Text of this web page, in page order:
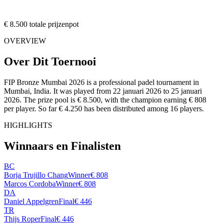
€ 8.500 totale prijzenpot
OVERVIEW
Over Dit Toernooi
FIP Bronze Mumbai 2026 is a professional padel tournament in
Mumbai, India. It was played from 22 januari 2026 to 25 januari
2026. The prize pool is € 8.500, with the champion earning € 808
per player. So far € 4.250 has been distributed among 16 players.
HIGHLIGHTS
Winnaars en Finalisten
BC
Borja Trujillo ChangWinner€ 808
Marcos CordobaWinner€ 808
DA
Daniel AppelgrenFinal€ 446
TR
Thijs RoperFinal€ 446